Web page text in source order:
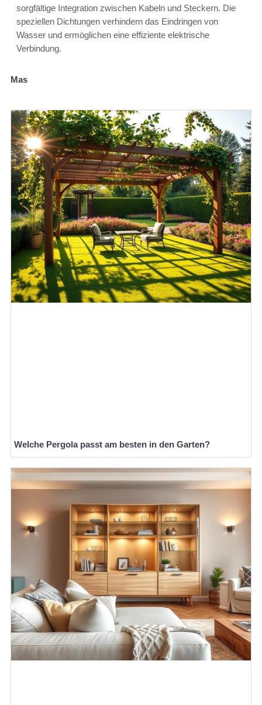
sorgfältige Integration zwischen Kabeln und Steckern. Die
speziellen Dichtungen verhindern das Eindringen von
Wasser und ermöglichen eine effiziente elektrische
Verbindung.
Mas
Welche Pergola passt am besten in den Garten?